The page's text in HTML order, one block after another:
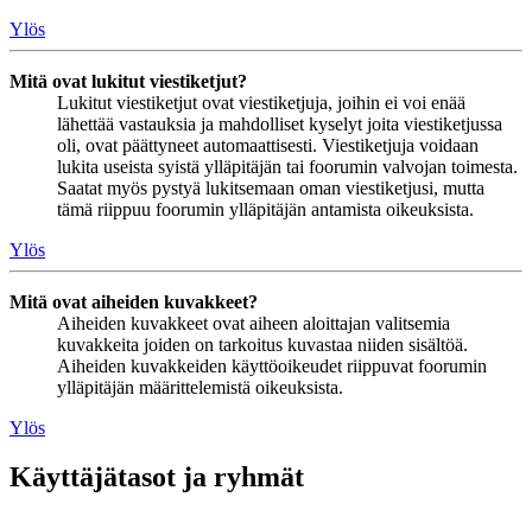
Ylös
Mitä ovat lukitut viestiketjut?
Lukitut viestiketjut ovat viestiketjuja, joihin ei voi enää
lähettää vastauksia ja mahdolliset kyselyt joita viestiketjussa
oli, ovat päättyneet automaattisesti. Viestiketjuja voidaan
lukita useista syistä ylläpitäjän tai foorumin valvojan toimesta.
Saatat myös pystyä lukitsemaan oman viestiketjusi, mutta
tämä riippuu foorumin ylläpitäjän antamista oikeuksista.
Ylös
Mitä ovat aiheiden kuvakkeet?
Aiheiden kuvakkeet ovat aiheen aloittajan valitsemia
kuvakkeita joiden on tarkoitus kuvastaa niiden sisältöä.
Aiheiden kuvakkeiden käyttöoikeudet riippuvat foorumin
ylläpitäjän määrittelemistä oikeuksista.
Ylös
Käyttäjätasot ja ryhmät